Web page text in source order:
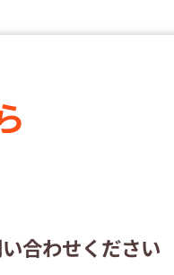
合わせください